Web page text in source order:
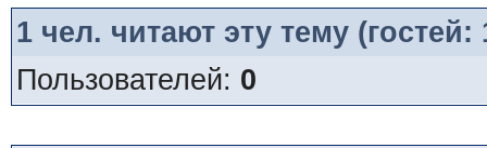
1чел. читают эту тему
Пользователей: 0